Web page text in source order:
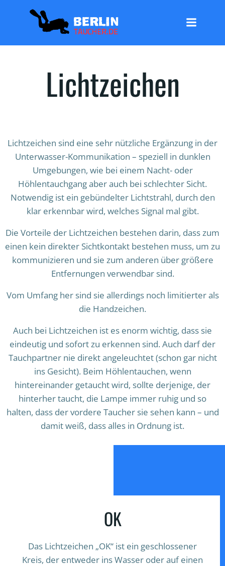
Inhalt
springen
Lichtzeichen
Lichtzeichen sind eine sehr nützliche Ergänzung in der
Unterwasser-Kommunikation – speziell in dunklen
Umgebungen, wie bei einem Nacht- oder
Höhlentauchgang aber auch bei schlechter Sicht.
Notwendig ist ein gebündelter Lichtstrahl, durch den
klar erkennbar wird, welches Signal mal gibt.
Die Vorteile der Lichtzeichen bestehen darin, dass zum
einen kein direkter Sichtkontakt bestehen muss, um zu
kommunizieren und sie zum anderen über größere
Entfernungen verwendbar sind.
Vom Umfang her sind sie allerdings noch limitierter als
die Handzeichen.
Auch bei Lichtzeichen ist es enorm wichtig, dass sie
eindeutig und sofort zu erkennen sind. Auch darf der
Tauchpartner nie direkt angeleuchtet (schon gar nicht
ins Gesicht). Beim Höhlentauchen, wenn
hintereinander getaucht wird, sollte derjenige, der
hinterher taucht, die Lampe immer ruhig und so
halten, dass der vordere Taucher sie sehen kann – und
damit weiß, dass alles in Ordnung ist.
OK
Das Lichtzeichen „OK“ ist ein geschlossener
Kreis, der entweder ins Wasser oder auf einen